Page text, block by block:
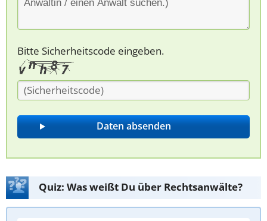
Bitte Sicherheitscode eingeben.
Quiz: Was weißt Du über Rechtsanwälte?